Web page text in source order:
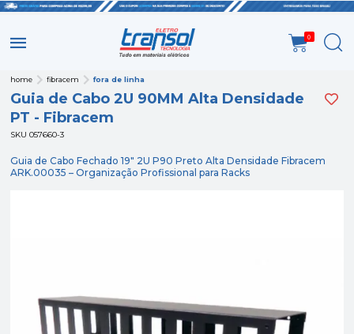
0
home fibracem fora de linha
Guia de Cabo 2U 90MM Alta Densidade
PT - Fibracem
SKU 057660-3
Guia de Cabo Fechado 19" 2U P90 Preto Alta Densidade Fibracem
ARK.00035 – Organização Profissional para Racks